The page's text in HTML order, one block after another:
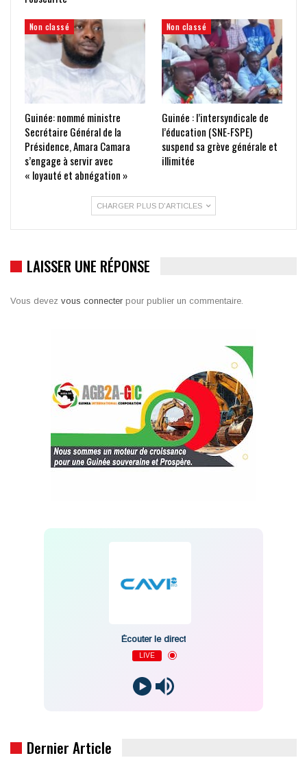
Non classé
Guinée: nommé ministre
Secrétaire Général de la
Présidence, Amara Camara
s’engage à servir avec
« loyauté et abnégation »
Non classé
Guinée : l’intersyndicale de
l’éducation (SNE-FSPE)
suspend sa grève générale et
illimitée
CHARGER PLUS D'ARTICLES
LAISSER UNE RÉPONSE
Vous devez vous connecter pour publier un commentaire.
Écouter le direct
LIVE
Dernier Article